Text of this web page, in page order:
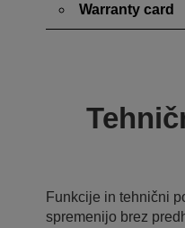
Warranty card
Funkcije in tehnični
spremenijo brez